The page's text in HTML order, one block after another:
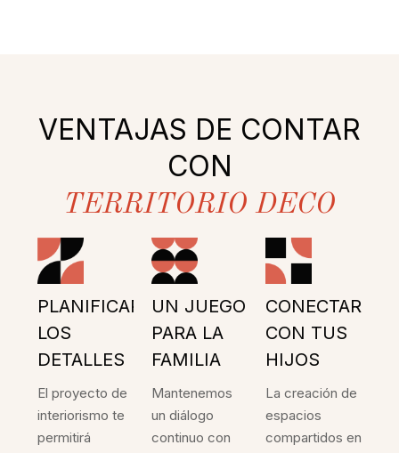
VENTAJAS DE CONTAR
CON
TERRITORIO DECO
PLANIFICAR
LOS
DETALLES
El proyecto de
interiorismo te
permitirá
UN JUEGO
PARA LA
FAMILIA
Mantenemos
un diálogo
continuo con
CONECTAR
CON TUS
HIJOS
La creación de
espacios
compartidos en